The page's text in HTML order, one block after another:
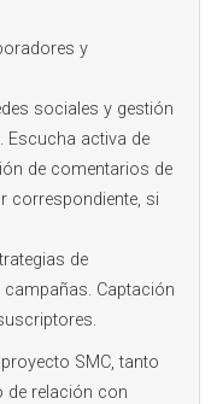
y
sociales y gestión
Escucha activa de
de comentarios de
correspondiente, si
de
Captación
SMC, tanto
de relación con